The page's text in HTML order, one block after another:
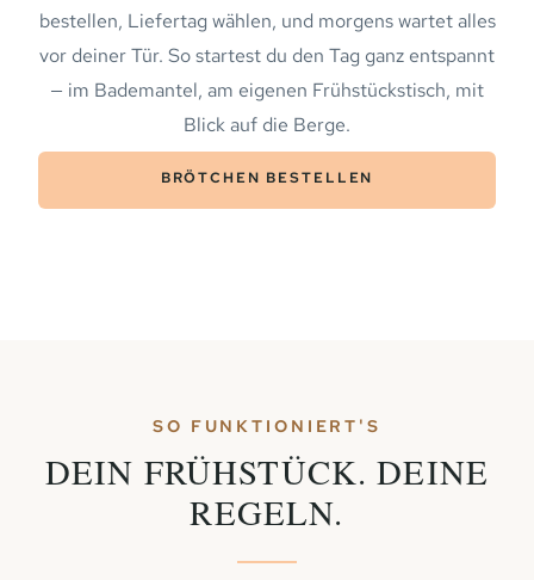
bestellen, Liefertag wählen, und morgens wartet alles
vor deiner Tür. So startest du den Tag ganz entspannt
— im Bademantel, am eigenen Frühstückstisch, mit
Blick auf die Berge.
BRÖTCHEN BESTELLEN
SO FUNKTIONIERT'S
DEIN FRÜHSTÜCK. DEINE
REGELN.